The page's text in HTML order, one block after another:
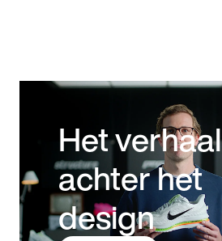
Het verhaal
achter het
design